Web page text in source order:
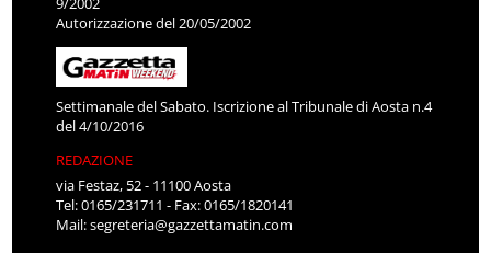
Autorizzazione del 20/05/2002
Settimanale del Sabato. Iscrizione al Tribunale di Aosta n.4
del 4/10/2016
REDAZIONE
via Festaz, 52 - 11100 Aosta
Tel: 0165/231711 - Fax: 0165/1820141
Mail:segreteria@gazzettamatin.com